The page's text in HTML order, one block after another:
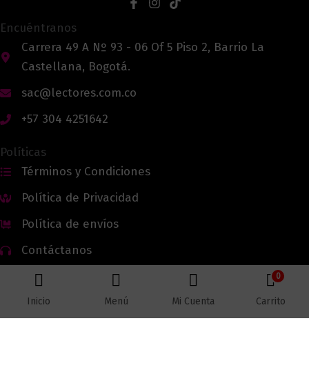
Encuéntranos
Carrera 49 A Nº 93 - 06 Of 5 Piso 2, Barrio La
Castellana, Bogotá.
sac@lectores.com.co
+57 304 4251642
Políticas
Términos y Condiciones
Política de Privacidad
Política de envíos
Contáctanos
Todos los derechos reservados © 2026 Lectores.co |
Inicio Menú Mi Cuenta
0
Carrito